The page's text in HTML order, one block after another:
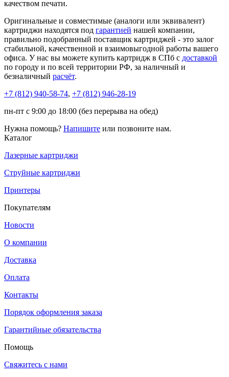
качеством печати.
Оригинальные и совместимые (аналоги или эквивалент)
картриджи находятся под гарантией нашей компании,
правильно подобранный поставщик картриджей - это залог
стабильной, качественной и взаимовыгодной работы вашего
офиса. У нас вы можете купить картридж в СПб с доставкой
по городу и по всей территории РФ, за наличный и
безналичный расчёт.
+7 (812) 940-58-74, +7 (812) 946-28-19
пн-пт с 9:00 до 18:00 (без перерыва на обед)
Нужна помощь? Напишите или позвоните нам.
Каталог
Лазерные картриджи
Струйные картриджи
Принтеры
Покупателям
Новости
О компании
Доставка
Оплата
Контакты
Порядок оформления заказа
Гарантийные обязательства
Помощь
Свяжитесь с нами